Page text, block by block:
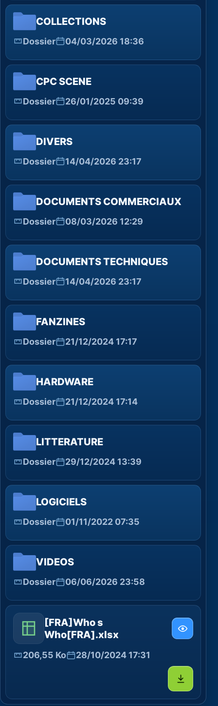
COLLECTIONS
Dossier 04/03/2026 18:36
CPC SCENE
Dossier 26/01/2025 09:39
DIVERS
Dossier 14/04/2026 23:17
DOCUMENTS COMMERCIAUX
Dossier 08/03/2026 12:29
DOCUMENTS TECHNIQUES
Dossier 14/04/2026 23:17
FANZINES
Dossier 21/12/2024 17:17
HARDWARE
Dossier 21/12/2024 17:14
LITTERATURE
Dossier 29/12/2024 13:39
LOGICIELS
Dossier 01/11/2022 07:35
VIDEOS
Dossier 06/06/2026 23:58
[FRA]Who s
Who[FRA].xlsx
206,55 Ko 28/10/2024 17:31